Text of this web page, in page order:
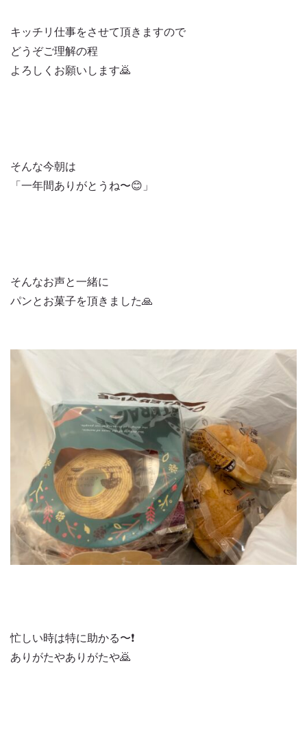
キッチリ仕事をさせて頂きますので
どうぞご理解の程
よろしくお願いします🙇
そんな今朝は
「一年間ありがとうね〜😊」
そんなお声と一緒に
パンとお菓子を頂きました🙏
忙しい時は特に助かる〜❗️
ありがたやありがたや🙇